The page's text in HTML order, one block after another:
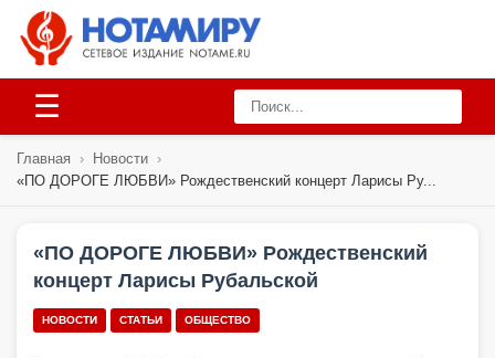
☰
Главная › Новости ›
«ПО ДОРОГЕ ЛЮБВИ» Рождественский концерт Ларисы Ру...
«ПО ДОРОГЕ ЛЮБВИ» Рождественский
концерт Ларисы Рубальской
НОВОСТИ СТАТЬИ ОБЩЕСТВО